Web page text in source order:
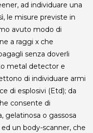
ad individuare una
le misure previste in
avuto modo di
a raggi x che
senza doverli
metal detector e
di individuare armi
di esplosivi (Etd); da
consente di
gelatinosa o gassosa
un body-scanner, che